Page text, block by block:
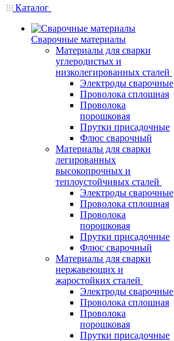
Каталог
Сварочные материалы
Материалы для сварки
углеродистых и
низколегированных сталей
Электроды сварочные
Проволока сплошная
Проволока
порошковая
Прутки присадочные
Флюс сварочный
Материалы для сварки
легированных
высокопрочных и
теплоустойчивых сталей
Электроды сварочные
Проволока сплошная
Проволока
порошковая
Прутки присадочные
Флюс сварочный
Материалы для сварки
нержавеющих и
жаростойких сталей
Электроды сварочные
Проволока сплошная
Проволока
порошковая
Прутки присадочные